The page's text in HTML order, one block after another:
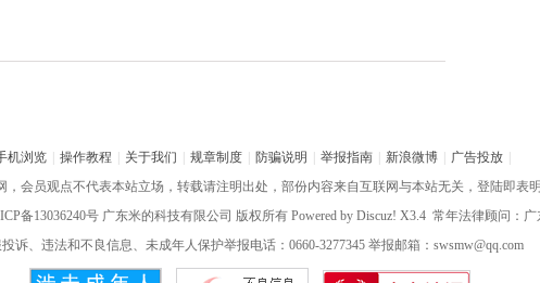
机浏览 操作教程 关于我们 规章制度 防骗说明 举报指南 新浪微博 广告投放
，会员观点不代表本站立场，转载请注明出处，部份内容来自互联网与本站无关，登陆即表
备13036240号广东米的科技有限公司 版权所有 Powered by Discuz! X3.4 常年法律顾问：
诉、违法和不良信息、未成年人保护举报电话：0660-3277345 举报邮箱：swsmw@qq.com